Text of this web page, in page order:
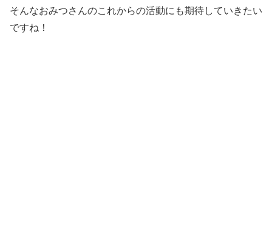
そんなおみつさんのこれからの活動にも期待していきたい
ですね！